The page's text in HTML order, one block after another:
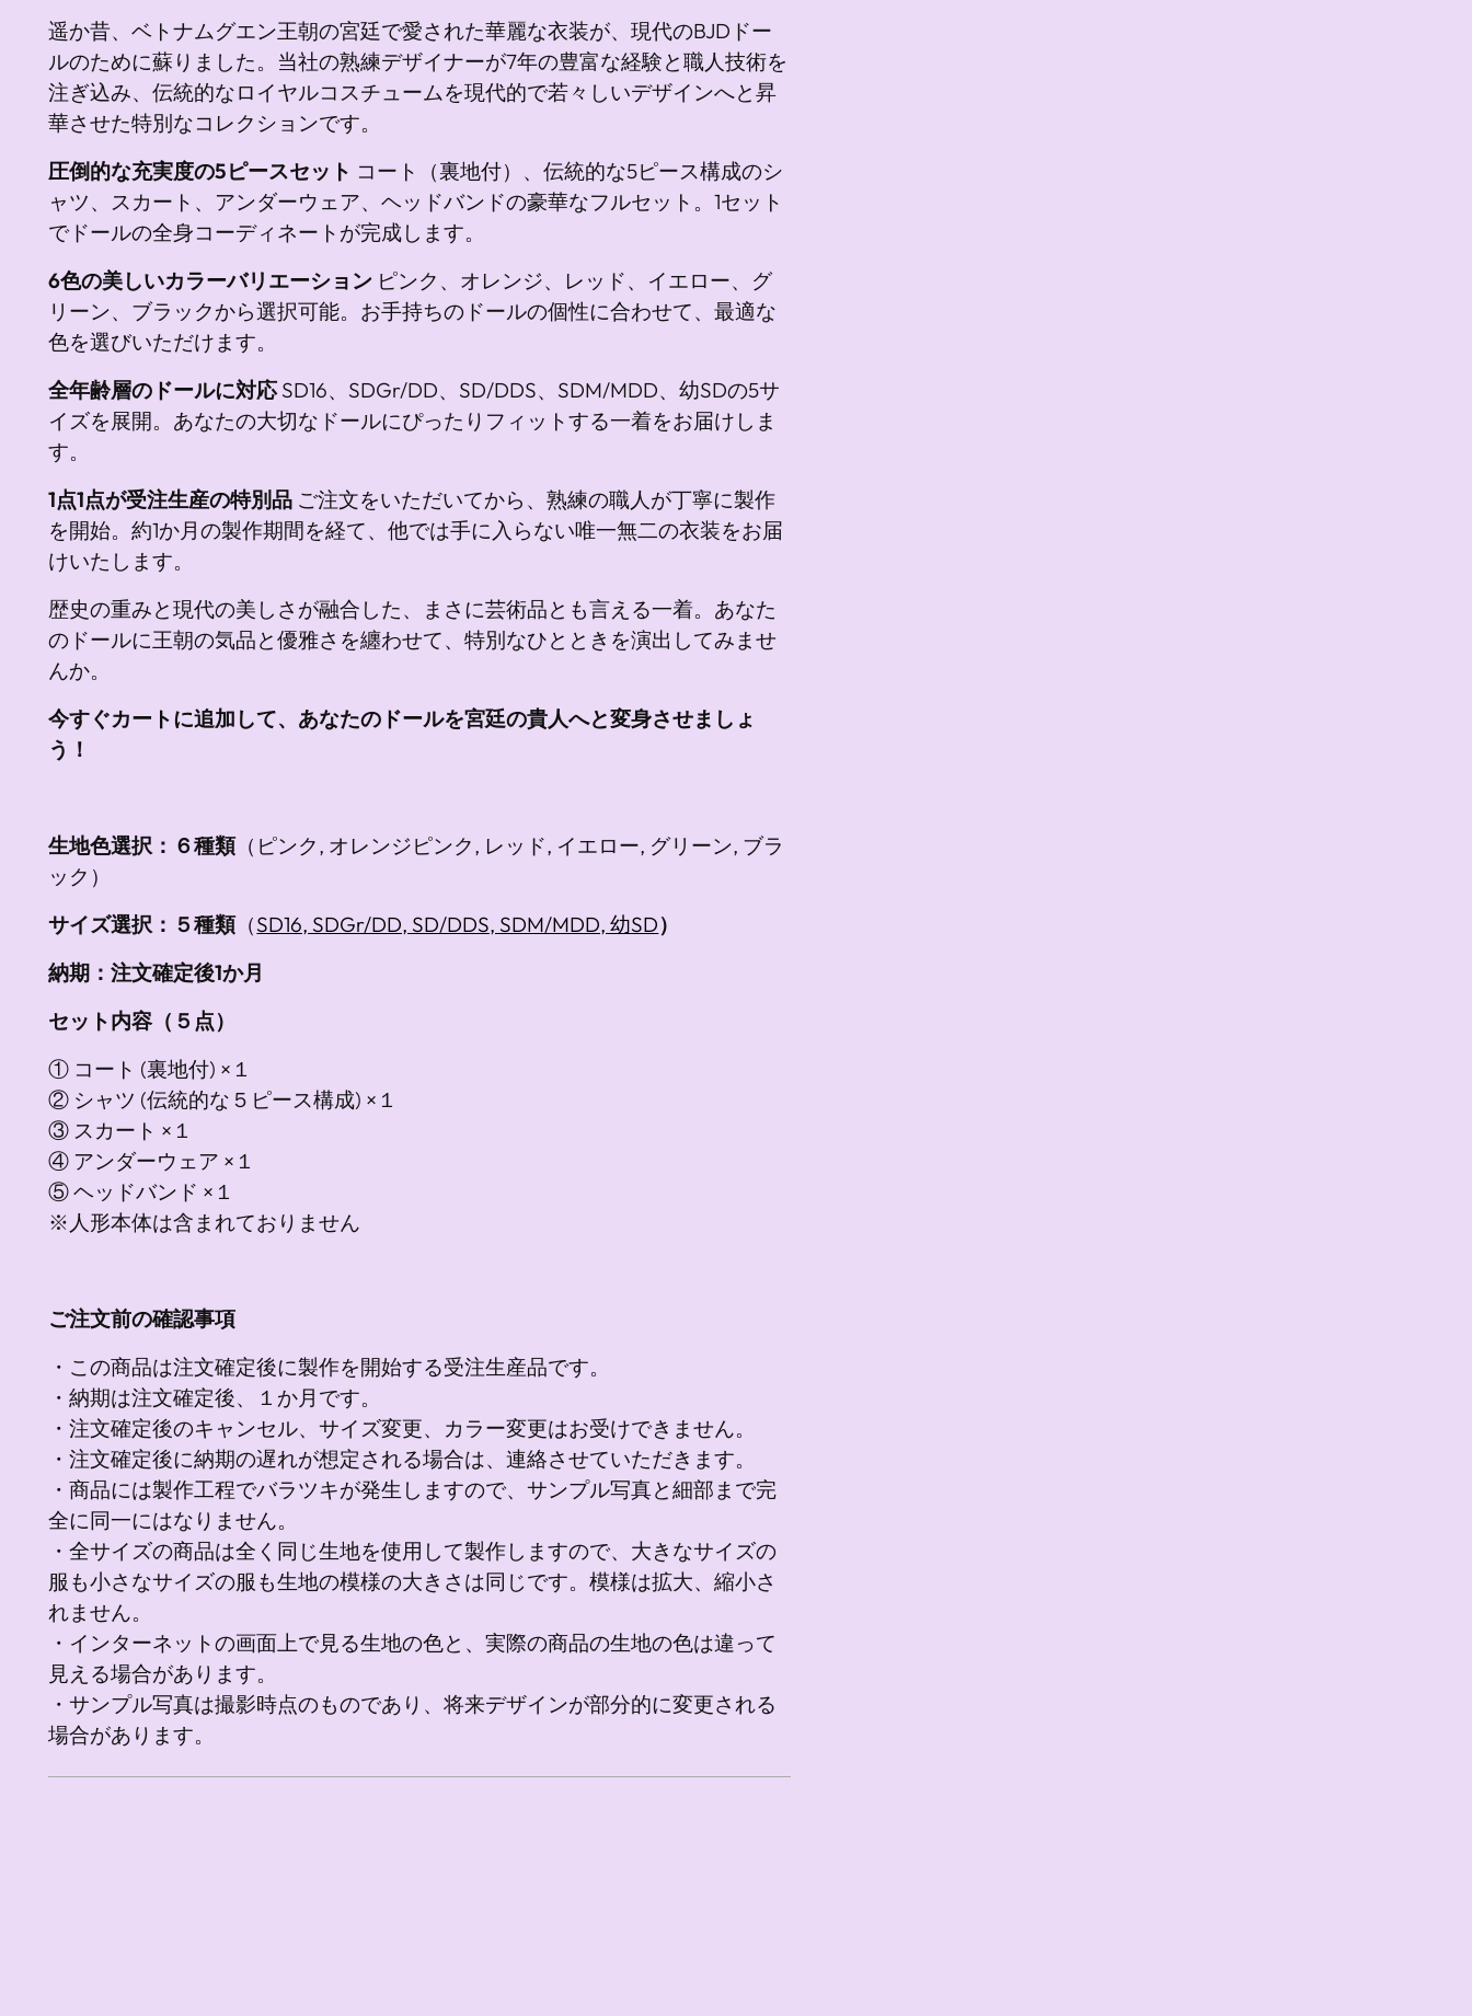
遥か昔、ベトナムグエン王朝の宮廷で愛された華麗な衣装が、現代のBJDドー
ルのために蘇りました。当社の熟練デザイナーが7年の豊富な経験と職人技術を
注ぎ込み、伝統的なロイヤルコスチュームを現代的で若々しいデザインへと昇
華させた特別なコレクションです。
圧倒的な充実度の5ピースセット コート（裏地付）、伝統的な5ピース構成のシ
ャツ、スカート、アンダーウェア、ヘッドバンドの豪華なフルセット。1セット
でドールの全身コーディネートが完成します。
6色の美しいカラーバリエーション ピンク、オレンジ、レッド、イエロー、グ
リーン、ブラックから選択可能。お手持ちのドールの個性に合わせて、最適な
色を選びいただけます。
全年齢層のドールに対応SD16、SDGr/DD、SD/DDS、SDM/MDD、幼SDの5サ
イズを展開。あなたの大切なドールにぴったりフィットする一着をお届けしま
す。
1点1点が受注生産の特別品 ご注文をいただいてから、熟練の職人が丁寧に製作
を開始。約1か月の製作期間を経て、他では手に入らない唯一無二の衣装をお届
けいたします。
歴史の重みと現代の美しさが融合した、まさに芸術品とも言える一着。あなた
のドールに王朝の気品と優雅さを纏わせて、特別なひとときを演出してみませ
んか。
今すぐカートに追加して、あなたのドールを宮廷の貴人へと変身させましょ
う！
生地色選択：６種類（ピンク, オレンジピンク, レッド, イエロー, グリーン, ブラ
ック）
サイズ選択：５種類（SD16, SDGr/DD, SD/DDS, SDM/MDD, 幼SD）
納期：注文確定後1か月
セット内容（５点）
① コート (裏地付) ×１
② シャツ (伝統的な５ピース構成) ×１
③ スカート ×１
④ アンダーウェア ×１
⑤ ヘッドバンド ×１
※人形本体は含まれておりません
ご注文前の確認事項
・この商品は注文確定後に製作を開始する受注生産品です。
・納期は注文確定後、１か月です。
・注文確定後のキャンセル、サイズ変更、カラー変更はお受けできません。
・注文確定後に納期の遅れが想定される場合は、連絡させていただきます。
・商品には製作工程でバラツキが発生しますので、サンプル写真と細部まで完
全に同一にはなりません。
・全サイズの商品は全く同じ生地を使用して製作しますので、大きなサイズの
服も小さなサイズの服も生地の模様の大きさは同じです。模様は拡大、縮小さ
れません。
・インターネットの画面上で見る生地の色と、実際の商品の生地の色は違って
見える場合があります。
・サンプル写真は撮影時点のものであり、将来デザインが部分的に変更される
場合があります。